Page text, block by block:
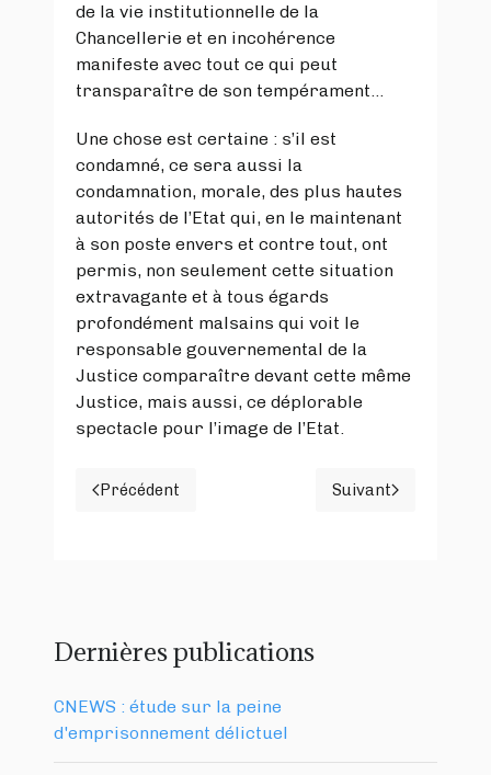
de la vie institutionnelle de la
Chancellerie et en incohérence
manifeste avec tout ce qui peut
transparaître de son tempérament…
Une chose est certaine : s’il est
condamné, ce sera aussi la
condamnation, morale, des plus hautes
autorités de l’Etat qui, en le maintenant
à son poste envers et contre tout, ont
permis, non seulement cette situation
extravagante et à tous égards
profondément malsains qui voit le
responsable gouvernemental de la
Justice comparaître devant cette même
Justice, mais aussi, ce déplorable
spectacle pour l’image de l’Etat.
Article précédent : ON NANTERRE PAS LA
Précédent
Article suivant :
Suivant
Dernières publications
CNEWS : étude sur la peine
d'emprisonnement délictuel